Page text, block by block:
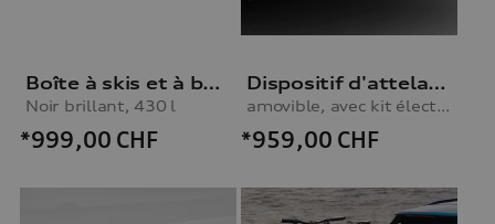
Boîte à skis et à bagages, Noir brillant, 430 l
Noir brillant, 430 l
*999,00 CHF
Dispositif d'attelage
amovible, avec kit électrique, pour véhicules sans pré-équipement pour dispositif d'attelage
*959,00 CHF